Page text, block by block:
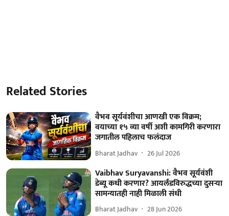
Related Stories
वैभव सूर्यवंशीचा आणखी एक विक्रम;
वयाच्या १५ व्या वर्षी अशी कामगिरी करणारा
जगातील पहिलाच फलंदाज
Bharat Jadhav 26 Jul 2026
Vaibhav Suryavanshi: वैभव सूर्यवंशी
डेब्यू कधी करणार? आयर्लंडविरुद्धच्या दुसऱ्या
सामन्यातही नाही मिळाली संधी
Bharat Jadhav 28 Jun 2026